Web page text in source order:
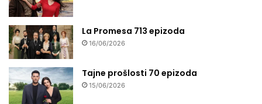
La Promesa 713 epizoda
16/06/2026
Tajne prošlosti 70 epizoda
15/06/2026